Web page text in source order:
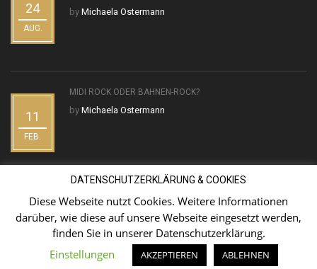
24
AUG.
by Michaela Ostermann
11
FEB.
MIDI ROCK ODER BAHNEN-ROCK?
by Michaela Ostermann
DATENSCHUTZERKLÄRUNG & COOKIES
Diese Webseite nutzt Cookies. Weitere Informationen
darüber, wie diese auf unsere Webseite eingesetzt werden,
finden Sie in unserer Datenschutzerklärung.
Einstellungen
AKZEPTIEREN ABLEHNEN